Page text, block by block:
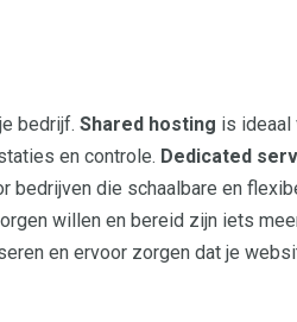
bedrijf.Shared hosting is ideaal
en controle. Dedicated
bedrijven die schaalbare en
willen en bereid zijn iets
en ervoor zorgen dat je